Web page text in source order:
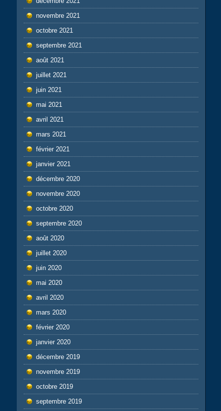
novembre 2021
octobre 2021
septembre 2021
août 2021
juillet 2021
juin 2021
mai 2021
avril 2021
mars 2021
février 2021
janvier 2021
décembre 2020
novembre 2020
octobre 2020
septembre 2020
août 2020
juillet 2020
juin 2020
mai 2020
avril 2020
mars 2020
février 2020
janvier 2020
décembre 2019
novembre 2019
octobre 2019
septembre 2019